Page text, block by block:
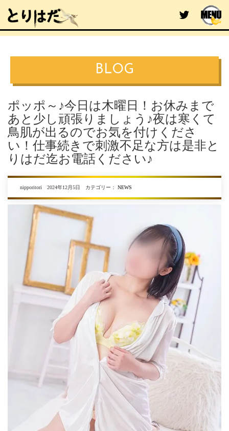
BLOG
ポッポ～♪今日は木曜日！お休みまで
あと少し頑張りましょう♪夜は寒くて
鳥肌が出るのでお気を付けくださ
い！仕事続きで刺激不足な方は是非と
りはだ迄お電話ください♪
nipporitori 2024年12月5日 カテゴリー： NEWS